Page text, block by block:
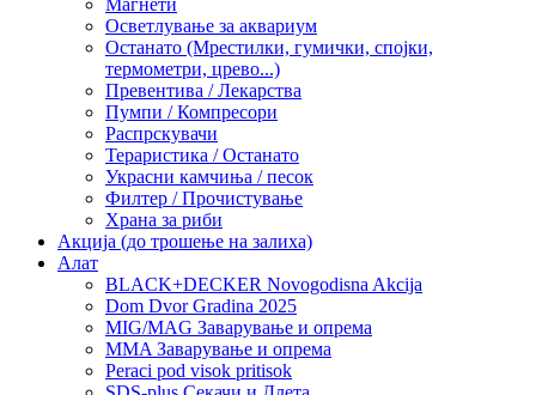
Осветлување за аквариум
Останато (Мрестилки, гумички, спојки,
термометри, црево...)
Превентива / Лекарства
Пумпи / Компресори
Распрскувачи
Тераристика / Останато
Украсни камчиња / песок
Филтер / Прочистување
Храна за риби
Акција (до трошење на залиха)
Алат
BLACK+DECKER Novogodisna Akcija
Dom Dvor Gradina 2025
MIG/MAG Заварување и опрема
MMA Заварување и опрема
Peraci pod visok pritisok